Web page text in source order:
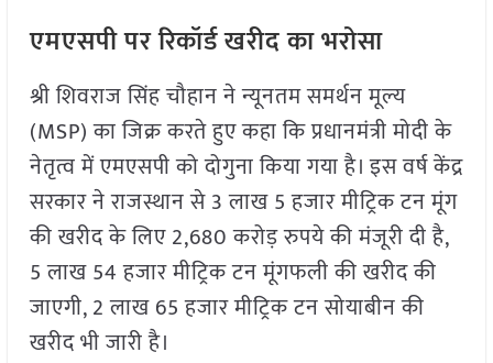
एमएसपी पर रिकॉर्ड खरीद का भरोसा
श्री शिवराज सिंह चौहान ने न्यूनतम समर्थन मूल्य
(MSP) का जिक्र करते हुए कहा कि प्रधानमंत्री मोदी के
नेतृत्व में एमएसपी को दोगुना किया गया है। इस वर्ष केंद्र
सरकार ने राजस्थान से 3 लाख 5 हजार मीट्रिक टन मूंग
की खरीद के लिए 2,680 करोड़ रुपये की मंजूरी दी है,
5 लाख 54 हजार मीट्रिक टन मूंगफली की खरीद की
जाएगी, 2 लाख 65 हजार मीट्रिक टन सोयाबीन की
खरीद भी जारी है।